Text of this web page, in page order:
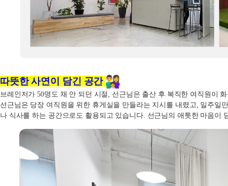
따뜻한 사연이 담긴 공간
브레인저가50명도 채 안 되던 시절 선근님은 출산 후 복직한 여직원이
선근님은 당장 여직원을 위한 휴게실을 만들라는 지시를 내렸고
일주일
나 식사를 하는 공간으로도 활용되고 있습니다. 선근님의 애틋한 마음이